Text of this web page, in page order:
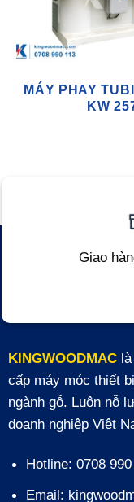
MÁY PHAY
KW
Giao
KINGWOODMAClà
cấp máy móc thiết
ngành gỗ. Luôn nỗ
doanh nghiệp Việt
Hotline: 0708 990
Email: